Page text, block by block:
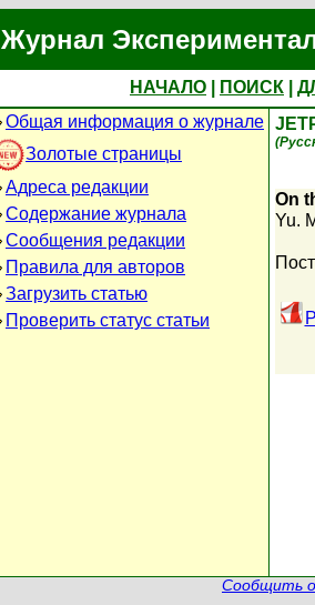
Журнал
НАЧАЛО ПОИСК
Общая информация о журнале
Золотые страницы
Адреса редакции
Содержание журнала
Сообщения редакции
Правила для авторов
Загрузить статью
Проверить статус статьи
On
Yu.
Сообщить о